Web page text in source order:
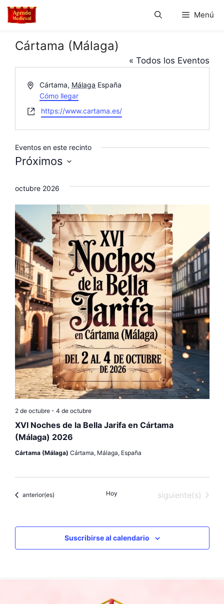
Saltar
Menú
Cártama (Málaga)
« Todos los Eventos
D
r
e
c
i
ó
Cártama, Málaga España
Cómo llegar
W
b
t
https://www.cartama.es/
Eventos en este recinto
Próximos
e
e
c
c
o
n
a
l
a
f
c
h
a
.
octubre 2026
XVI Noches de la Bella Jarifa en Cártama
(Málaga) 2026
2 de octubre- 4 de octubre
Cártama (Málaga) Cártama, Málaga, España
Eventos
anterior(es) Hoy Eventos
siguiente(s)
Suscribirse al calendario